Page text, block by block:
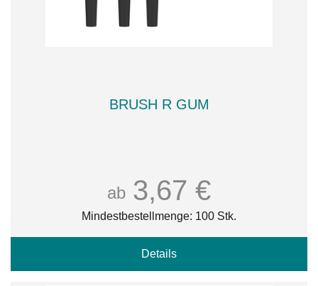
BRUSH R GUM
ab 3,67 €
Mindestbestellmenge: 100 Stk.
Details